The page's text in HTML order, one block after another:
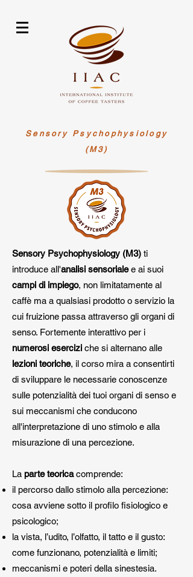
Sensory Psychophysiology
(M3)
Sensory Psychophysiology (M3) ti
introduce all'analisi sensorialee ai suoi
campi di impiego, non limitatamente al
caffè ma a qualsiasi prodotto o servizio la
cui fruizione passa attraverso gli organi di
senso. Fortemente interattivo per i
numerosi esercizi che si alternano alle
lezioni teoriche, il corso mira a consentirti
di sviluppare le necessarie conoscenze
sulle potenzialità dei tuoi organi di senso e
sui meccanismi che conducono
all'interpretazione di uno stimolo e alla
misurazione di una percezione.
La parte teoricacomprende:
il percorso dallo stimolo alla percezione:
cosa avviene sotto il profilo fisiologico e
psicologico;
la vista, l’udito, l’olfatto, il tatto e il gusto:
come funzionano, potenzialità e limiti;
meccanismi e poteri della sinestesia.